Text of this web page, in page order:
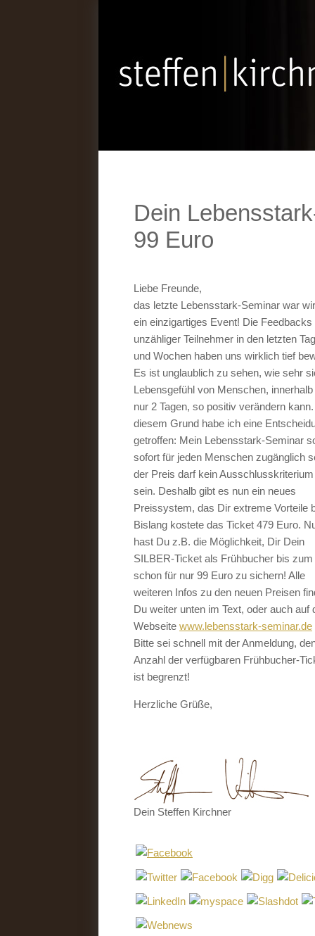
Dein
99 Euro
Liebe Freunde,
das letzte Lebensstark-Seminar war
ein einzigartiges Event! Die Feedbacks
unzähliger Teilnehmer in den letzten
und Wochen haben uns wirklich tief
Es ist unglaublich zu sehen, wie sehr
Lebensgefühl von Menschen,
nur 2 Tagen, so positiv verändern
diesem Grund habe ich eine
getroffen: Mein Lebensstark-Seminar
sofort für jeden Menschen zugänglich
der Preis darf kein
sein. Deshalb gibt es nun ein neues
Preissystem, das Dir extreme Vorteile
Bislang kostete das Ticket 479 Euro.
hast Du z.B. die Möglichkeit, Dir Dein
SILBER-Ticket als Frühbucher bis zum
schon für nur 99 Euro zu sichern! Alle
weiteren Infos zu den neuen Preisen
Du weiter unten im Text, oder auch auf
Webseite www.lebensstark-seminar.de
Bitte sei schnell mit der Anmeldung,
Anzahl der verfügbaren Frühbucher-
ist begrenzt!
Herzliche Grüße,
Dein Steffen Kirchner